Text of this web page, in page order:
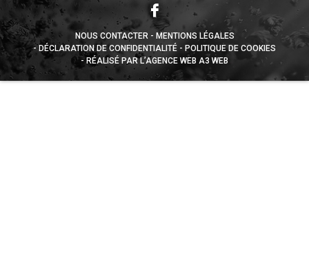
NOUS CONTACTER
MENTIONS LÉGALES
DÉCLARATION DE CONFIDENTIALITÉ
POLITIQUE DE COOKIES
RÉALISÉ PAR L’AGENCE WEB A3 WEB